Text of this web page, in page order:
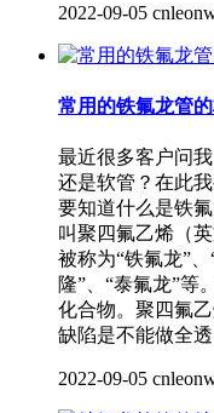
2022-09-05
常用的铁氟龙管
最近很多客户问
还是软管？在此
要知道什么是铁
叫聚四氟乙烯（
被称为“铁氟龙”
隆”、“泰氟龙”等
化合物。聚四氟
缺陷是不能做全
2022-09-05